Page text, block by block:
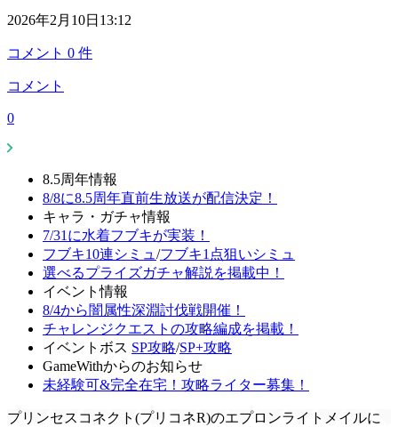
2026年2月10日13:12
コメント 0 件
コメント
0
8.5周年情報
8/8に8.5周年直前生放送が配信決定！
キャラ・ガチャ情報
7/31に水着フブキが実装！
フブキ10連シミュ /フブキ1点狙いシミュ
選べるプライズガチャ解説を掲載中！
イベント情報
8/4から闇属性深淵討伐戦開催！
チャレンジクエストの攻略編成を掲載！
イベントボス SP攻略/SP+攻略
GameWithからのお知らせ
未経験可&完全在宅！攻略ライター募集！
プリンセスコネクト(プリコネR)のエプロンライトメイルに